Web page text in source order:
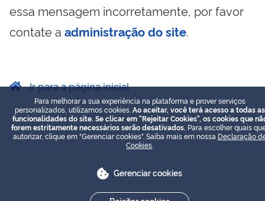
essa mensagem incorretamente, por favor
contate a administração do site.
Ir para a página inicial
Para melhorar a sua experiência na plataforma e prover serviços
personalizados, utilizamos cookies. Ao aceitar, você terá acesso a todas as
funcionalidades do site. Se clicar em "Rejeitar Cookies", os cookies que
forem estritamente necessários serão desativados. Para escolher quais
autorizar, clique em "Gerenciar cookies". Saiba mais em nossa Declaração
Cookies
Gerenciar cookies